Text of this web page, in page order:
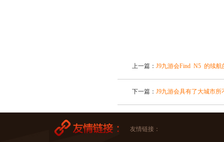
上一篇： J9九游会Find N5 的续航
下一篇： J9九游会具有了大城市
友情链接：